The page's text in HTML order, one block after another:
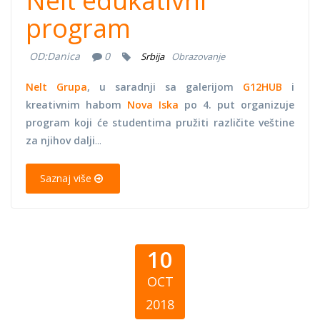
program
OD:Danica 0 Srbija Obrazovanje
Nelt Grupa, u saradnji sa galerijom G12HUB i
kreativnim habom Nova Iska po 4. put organizuje
program koji će studentima pružiti različite veštine
za njihov dalji...
Saznaj više
10
OCT
2018